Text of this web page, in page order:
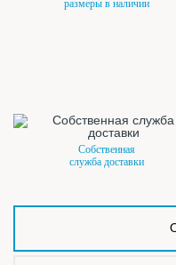
размеры в наличии
Собственная
служба доставки